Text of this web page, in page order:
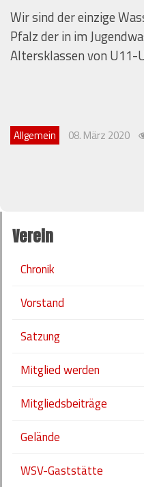
Wir sind der einzige
Pfalz der in im
Altersklassen von U11-
Allgemein 08. März 2020
Verein
Chronik
Vorstand
Satzung
Mitglied werden
Mitgliedsbeiträge
Gelände
WSV-Gaststätte